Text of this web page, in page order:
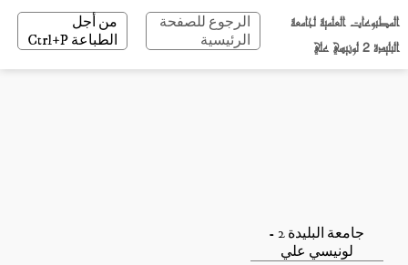
المطبوعات العلمية لجامعة
البليدة 2 لونيسي علي
الرجوع للصفحة
الرئيسية
من أجل
الطباعة Ctrl+P
جامعة البليدة 2 -
لونيسي علي